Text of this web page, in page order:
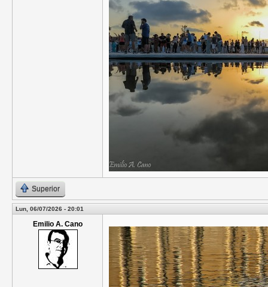
Superior
Lun, 06/07/2026 - 20:01
Emilio A. Cano